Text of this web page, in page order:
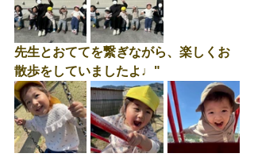
先生とおててを繋ぎながら、楽しくお
散歩をしていましたよ♩"